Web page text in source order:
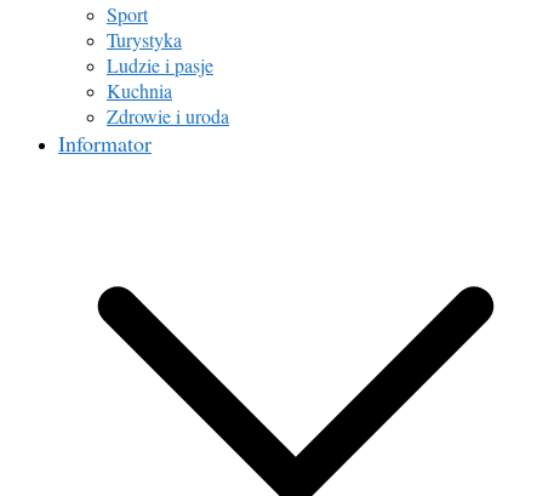
Sport
Turystyka
Ludzie i pasje
Kuchnia
Zdrowie i uroda
Informator